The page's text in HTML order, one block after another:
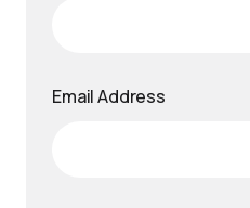
Email Address